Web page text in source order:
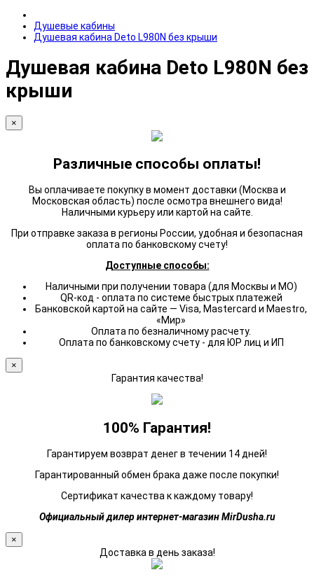
Душевые кабины
Душевая кабина Deto L980N без крыши
Душевая кабина Deto L980N без
крыши
×
Различные способы оплаты!
Вы оплачиваете покупку в момент доставки (Москва и
Московская область) после осмотра внешнего вида!
Наличными курьеру или картой на сайте.
При отправке заказа в регионы России, удобная и безопасная
оплата по банковскому счету!
Доступные способы:
Наличными при получении товара (для Москвы и МО)
QR-код - оплата по системе быстрых платежей
Банковской картой на сайте — Visa, Mastercard и Maestro,
«Мир»
Оплата по безналичному расчету.
Оплата по банковскому счету - для ЮР лиц и ИП
×
Гарантия качества!
100% Гарантия!
Гарантируем возврат денег в течении 14 дней!
Гарантированный обмен брака даже после покупки!
Сертификат качества к каждому товару!
Официальный дилер интернет-магазин MirDusha.ru
×
Доставка в день заказа!